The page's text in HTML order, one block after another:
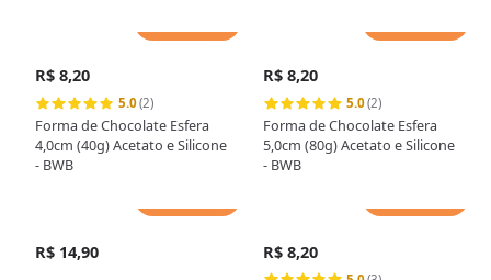
R$ 8,20
5.0(2)
Forma de Chocolate Esfera
4,0cm (40g) Acetato e Silicone
- BWB
R$ 8,20
5.0(2)
Forma de Chocolate Esfera
5,0cm (80g) Acetato e Silicone
- BWB
R$ 14,90 R$ 8,20